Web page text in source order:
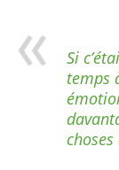
Si
temps